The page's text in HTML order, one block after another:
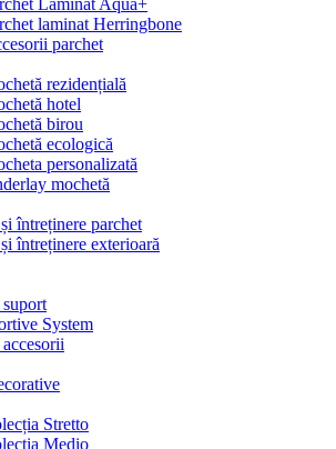
Laminat Aqua+
laminat Herringbone
parchet
rezidențială
hotel
birou
ecologică
personalizată
mochetă
întreținere parchet
întreținere exterioară
System
Stretto
Medio